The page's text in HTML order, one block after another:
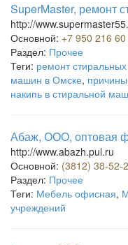
SuperMaster, ремонт
http://
Основной: +7 950 216 60
Раздел: Прочее
Теги: ремонт
машин в Омске,
накипь в стиральной
Абаж, ООО, оптовая
http://www.abazh.pul.ru
Основной: (3812) 38-52-
Раздел: Прочее
Теги: Мебель офисная,
учреждений